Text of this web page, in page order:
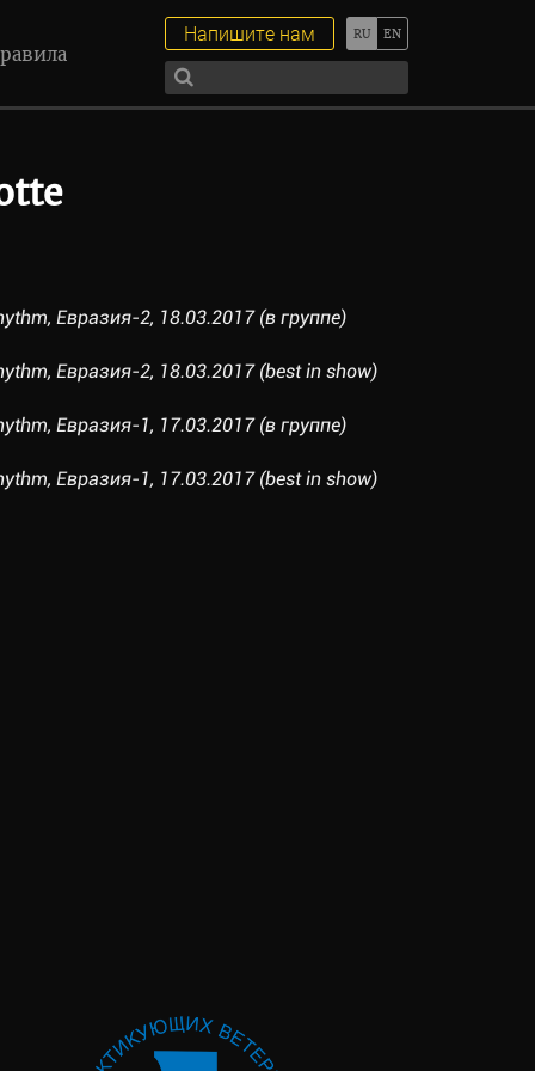
Напишите нам
Евразия-2, 18.03.2017 (в группе)
Евразия-2, 18.03.2017 (best in show)
Евразия-1, 17.03.2017 (в группе)
Евразия-1, 17.03.2017 (best in show)